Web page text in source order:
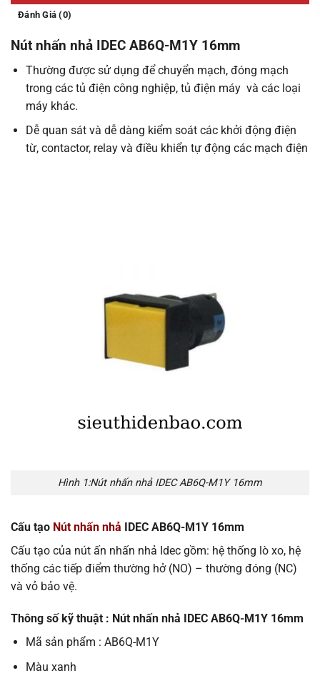
Đánh Giá (0)
Nút nhấn nhả IDEC AB6Q-M1Y 16mm
Thường được sử dụng để chuyển mạch, đóng mạch
trong các tủ điện công nghiệp, tủ điện máy và các loại
máy khác.
Dễ quan sát và dễ dàng kiểm soát các khởi động điện
từ, contactor, relay và điều khiển tự động các mạch điện
Hình 1:Nút nhấn nhả IDEC AB6Q-M1Y 16mm
Cấu tạo Nút nhấn nhả IDEC AB6Q-M1Y 16mm
Cấu tạo của nút ấn nhấn nhả Idec gồm: hệ thống lò xo, hệ
thống các tiếp điểm thường hở (NO) – thường đóng (NC)
và vỏ bảo vệ.
Thông số kỹ thuật : Nút nhấn nhả IDEC AB6Q-M1Y 16mm
Mã sản phẩm : AB6Q-M1Y
Màu xanh